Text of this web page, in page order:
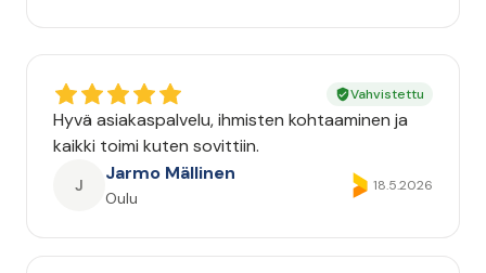
Vahvistettu
Hyvä asiakaspalvelu, ihmisten kohtaaminen ja
kaikki toimi kuten sovittiin.
J
Jarmo Mällinen
Oulu
18.5.2026